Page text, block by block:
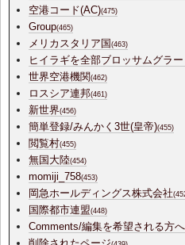
空港コード(AC)(475)
Group(465)
メリカスタリア国(463)
ヒイラギを全部ブロッサムグラ
世界空港機関(462)
ロスシア連邦(461)
新世界(456)
簡単登録/みんかく3世(皇帝)(455)
閲覧村(455)
無国大陸(454)
momiji_758(453)
岡急ホールディングス株式会社
国際都市連盟(448)
Comments/編集を希望される方